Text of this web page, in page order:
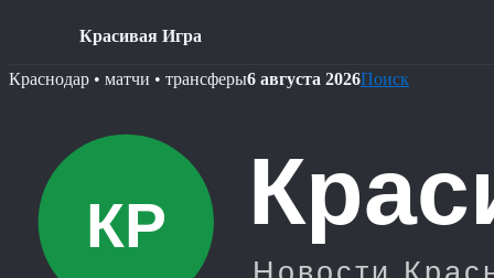
Красивая Игра
Skip
Краснодар • матчи • трансферы6 августа 2026Поиск